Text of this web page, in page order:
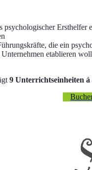
psychologischer Ersthelfer
die ein
etablieren
9 Unterrichtseinheiten